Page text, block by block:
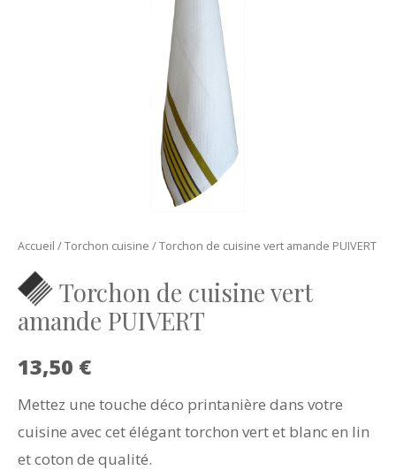
Accueil /Torchon cuisine / Torchon de cuisine vert amande PUIVERT
Torchon de cuisine vert
amande PUIVERT
13,50 €
Mettez une touche déco printanière dans votre
cuisine avec cet élégant torchon vert et blanc en lin
et coton de qualité.